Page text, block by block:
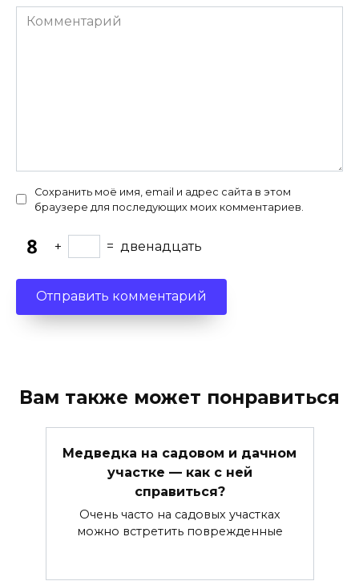
Комментарий
Сохранить моё имя, email и адрес сайта в этом
браузере для последующих моих комментариев.
+ = двенадцать
Вам также может понравиться
Медведка на садовом и дачном
участке — как с ней
справиться?
Очень часто на садовых участках
можно встретить поврежденные